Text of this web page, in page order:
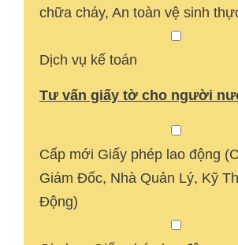
chữa cháy, An toàn vệ sinh
Dịch vụ kế toán
Tư vấn giấy tờ cho người
Cấp mới Giấy phép lao động
Giám Đốc, Nhà Quản Lý, Kỹ
Động)